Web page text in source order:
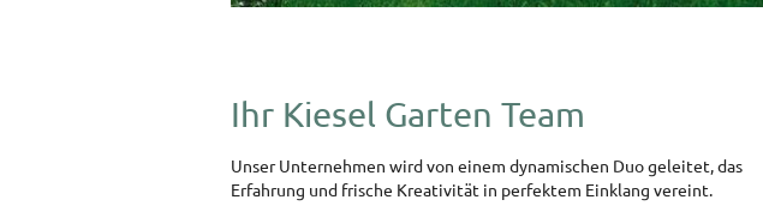
Ihr Kiesel Garten Team
Unser Unternehmen wird von einem dynamischen Duo geleitet, das
Erfahrung und frische Kreativität in perfektem Einklang vereint.